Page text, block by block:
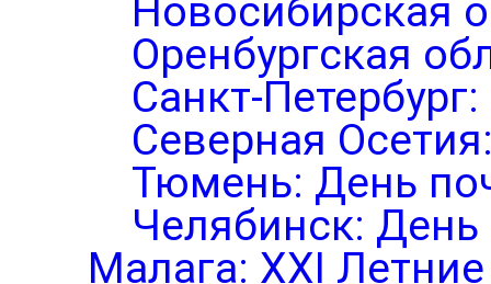
Новосибирская
Оренбургская
Санкт-
Северная
Тюмень: День
Челябинск: День
Малага: XXI